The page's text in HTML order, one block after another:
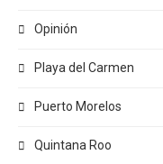
Opinión
Playa del Carmen
Puerto Morelos
Quintana Roo